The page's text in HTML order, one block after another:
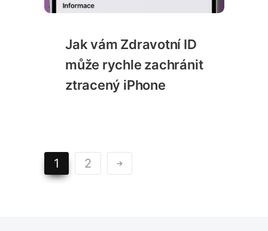
Jak vám Zdravotní ID
může rychle zachránit
ztracený iPhone
1 2